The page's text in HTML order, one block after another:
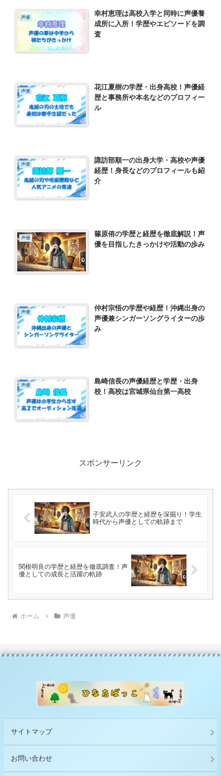
声優
幸村恵理は高校入学と同時に声優養
成所に入所！学歴やエピソードを調
査
声優
花江夏樹の学歴・出身高校！声優経
歴と事務所や本名などのプロフィー
ル
声優
諏訪部順一の出身大学・高校や声優
経歴！身長などのプロフィールも紹
介
声優
篠原侑の学歴と経歴を徹底解説！声
優を目指したきっかけや活動の歩み
声優
仲村宗悟の学歴や経歴！沖縄出身の
声優兼シンガーソングライターの歩
み
声優
島崎信長の声優経歴と学歴・出身
校！高校は宮城県仙台第一高校
スポンサーリンク
子安武人の学歴と経歴を深掘り！学生
時代から声優としての軌跡まで
関根明良の学歴と経歴を徹底調査！声
優としての成長と活躍の軌跡
ホーム 声優
サイトマップ
お問い合わせ